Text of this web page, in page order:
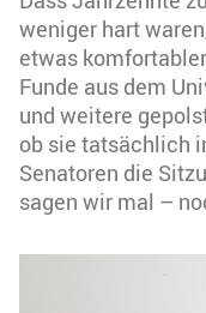
weniger hart
etwas
Funde aus dem
und weitere
ob sie tatsächlich
Senatoren die
sagen wir mal –